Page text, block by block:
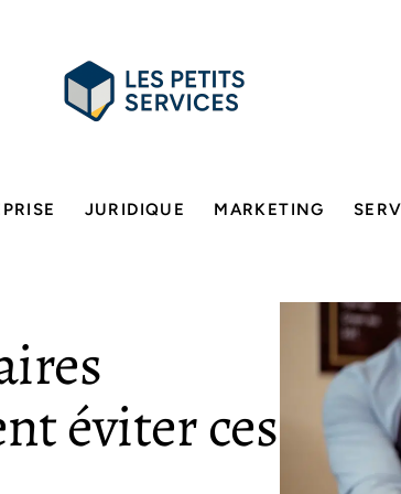
JURIDIQUE MARKETING
éviter ces